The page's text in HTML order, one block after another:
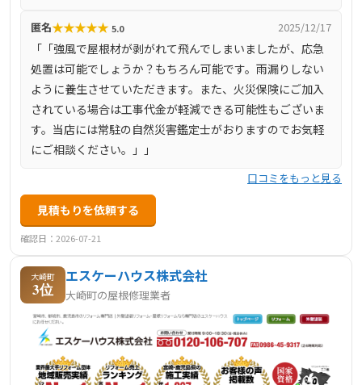
匿名★★★★★ 5.0 2025/12/17
「「強風で屋根材が剥がれて飛んでしまいましたが、応急
処置は可能でしょうか？もちろん可能です。雨漏りしない
ように養生させていただきます。また、火災保険にご加入
されている場合は工事代金が軽減できる可能性もございま
す。当店には常駐の自然災害鑑定士がおりますのでお気軽
にご相談ください。」」
口コミをもっと見る
見積もりを依頼する
確認日：2026-07-21
大崎町
3位
エスケーハウス株式会社
大崎町の屋根修理業者